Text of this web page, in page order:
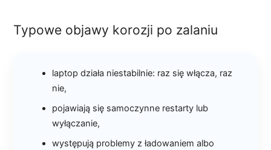
Typowe objawy korozji po zalaniu
laptop działa niestabilnie: raz się włącza, raz
nie,
pojawiają się samoczynne restarty lub
wyłączanie,
występują problemy z ładowaniem albo